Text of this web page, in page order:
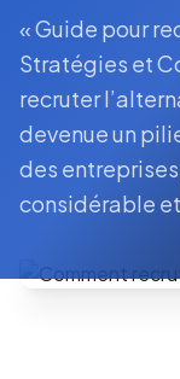
« Guide pour
Stratégies et
recruter
devenue un
des
considérable